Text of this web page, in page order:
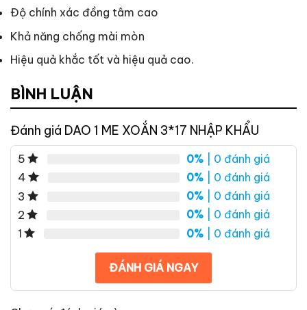
Độ chính xác đồng tâm cao
Khả năng chống mài mòn
Hiệu quả khắc tốt và hiệu quả cao.
BÌNH LUẬN
Đánh giá DAO 1 ME XOẮN 3*17 NHẬP KHẨU
5 0% | 0 đánh giá
4
0% | 0 đánh giá
3
0% | 0 đánh giá
2
0% | 0 đánh giá
1
0% | 0 đánh giá
ĐÁNH GIÁ NGAY